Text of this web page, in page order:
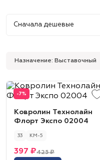
Назначение: Выставочный
-7%
Ковролин Технолайн
Флорт Экспо 02004
33 КМ-5
425 ₽
397 ₽